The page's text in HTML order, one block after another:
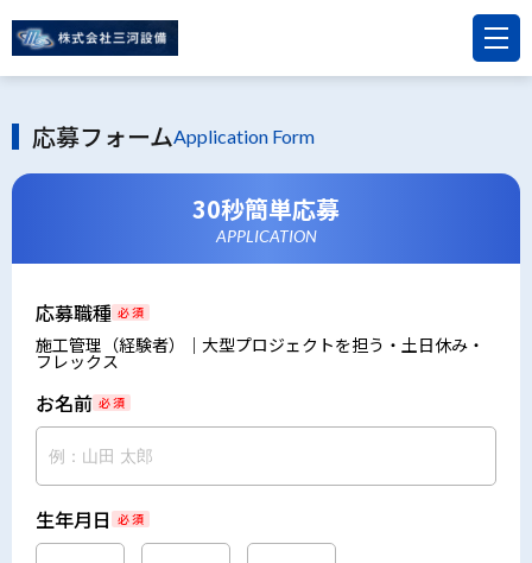
応募フォームApplication Form
30秒簡単応募
APPLICATION
応募職種 必 須
施工管理（経験者）｜大型プロジェクトを担う・土日休み・
フレックス
お名前 必 須
生年月日 必 須